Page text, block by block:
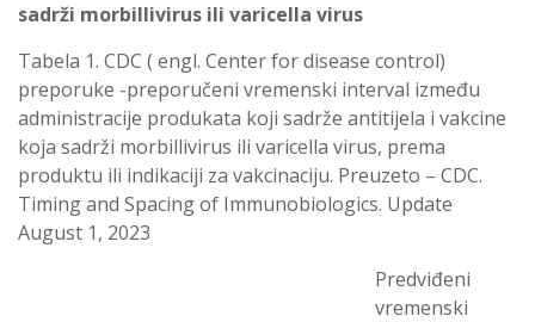
sadrži morbillivirus ili varicella virus
Tabela 1. CDC ( engl. Center for disease control)
preporuke -preporučeni vremenski interval između
administracije produkata koji sadrže antitijela i vakcine
koja sadrži morbillivirus ili varicella virus, prema
produktu ili indikaciji za vakcinaciju. Preuzeto – CDC.
Timing and Spacing of Immunobiologics. Update
August 1, 2023
Predviđeni
vremenski